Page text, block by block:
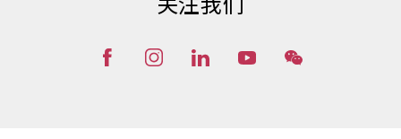
关注我们